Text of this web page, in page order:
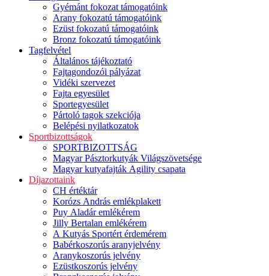
Gyémánt fokozat támogatóink
Arany fokozatú támogatóink
Ezüst fokozatú támogatóink
Bronz fokozatú támogatóink
Tagfelvétel
Általános tájékoztató
Fajtagondozói pályázat
Vidéki szervezet
Fajta egyesület
Sportegyesület
Pártoló tagok szekciója
Belépési nyilatkozatok
Sportbizottságok
SPORTBIZOTTSÁG
Magyar Pásztorkutyák Világszövetsége
Magyar kutyafajták Agility csapata
Díjazottaink
CH értéktár
Korózs András emlékplakett
Puy Aladár emlékérem
Jilly Bertalan emlékérem
A Kutyás Sportért érdemérem
Babérkoszorús aranyjelvény
Aranykoszorús jelvény
Ezüstkoszorús jelvény